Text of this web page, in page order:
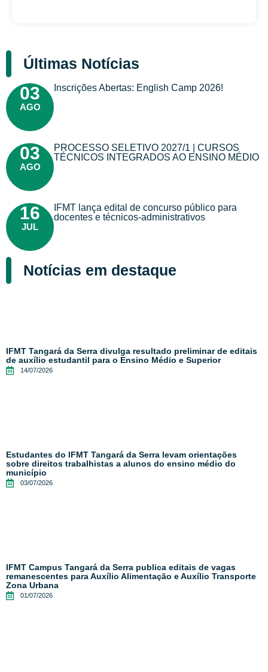
Últimas Notícias
03
AGO
Inscrições Abertas: English Camp 2026!
03
AGO
PROCESSO SELETIVO 2027/1 | CURSOS
TÉCNICOS INTEGRADOS AO ENSINO MÉDIO
16
JUL
IFMT lança edital de concurso público para
docentes e técnicos-administrativos
Notícias em destaque
IFMT Tangará da Serra divulga resultado preliminar de editais
de auxílio estudantil para o Ensino Médio e Superior
14/07/2026
Estudantes do IFMT Tangará da Serra levam orientações
sobre direitos trabalhistas a alunos do ensino médio do
município
03/07/2026
IFMT Campus Tangará da Serra publica editais de vagas
remanescentes para Auxílio Alimentação e Auxílio Transporte
Zona Urbana
01/07/2026